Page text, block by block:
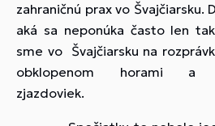
zahraničnú prax vo Švajčiarsku.
aká sa neponúka často len
sme vo Švajčiarsku na
obklopenom horami a
zjazdoviek.